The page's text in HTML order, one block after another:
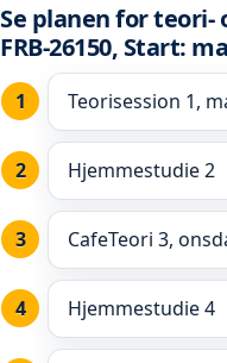
Se planen for teori-
FRB-26150, Start:
Teorisession 1,
Hjemmestudie 2
CafeTeori 3,
Hjemmestudie 4